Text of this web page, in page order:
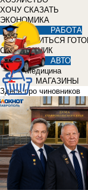
ХОЧУ СКАЗАТЬ
ЭКОНОМИКА
РАБОТА
УЧИТЬСЯ
СПРАВОЧНИК
АВТО
Медицина
МАГАЗИНЫ
Здесь про чиновников